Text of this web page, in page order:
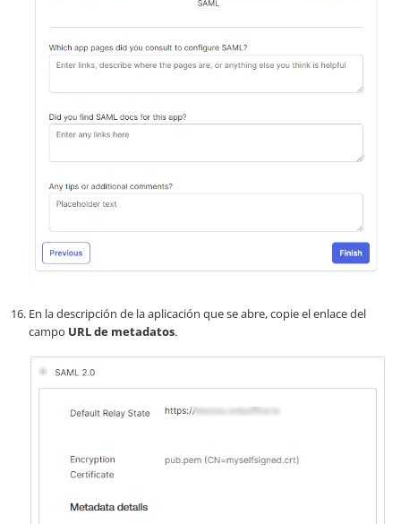
En la descripción de la aplicación que se abre, copie el enlace del
campo URL de metadatos.